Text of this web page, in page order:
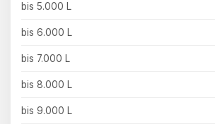
bis 5.000 L
bis 6.000 L
bis 7.000 L
bis 8.000 L
bis 9.000 L